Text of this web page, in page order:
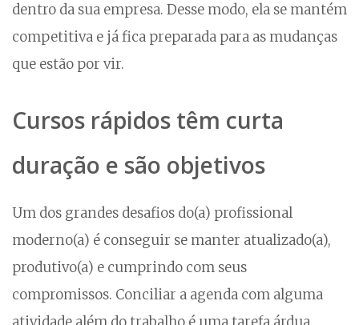
dentro da sua empresa. Desse modo, ela se mantém
competitiva e já fica preparada para as mudanças
que estão por vir.
Cursos rápidos têm curta
duração e são objetivos
Um dos grandes desafios do(a) profissional
moderno(a) é conseguir se manter atualizado(a),
produtivo(a) e cumprindo com seus
compromissos. Conciliar a agenda com alguma